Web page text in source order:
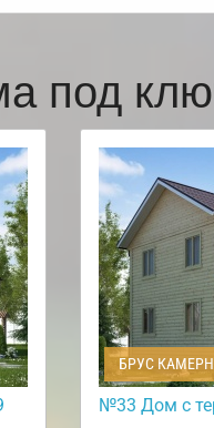
под
БРУС
№33 Дом с